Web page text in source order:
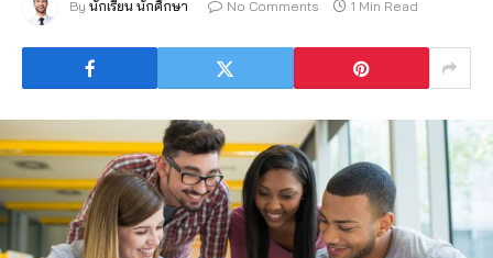
By นักเรียน นักศึกษา No Comments 1 Min Read